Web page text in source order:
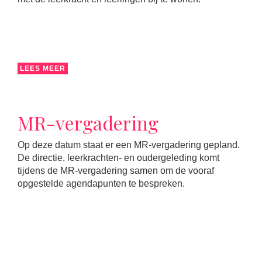
LEES MEER
MR-vergadering
Op deze datum staat er een MR-vergadering gepland.
De directie, leerkrachten- en oudergeleding komt
tijdens de MR-vergadering samen om de vooraf
opgestelde agendapunten te bespreken.